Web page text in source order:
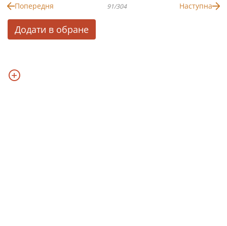
Попередня 91/304 Наступна
Додати в обране